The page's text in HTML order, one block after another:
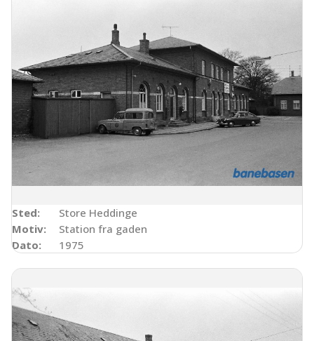
Sted:
Store Heddinge
Motiv:
Station fra gaden
Dato:
1975